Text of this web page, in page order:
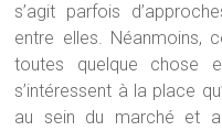
s’agit parfois
entre elles. Néanmoins,
toutes quelque chose
s’intéressent à la place
au sein du marché et